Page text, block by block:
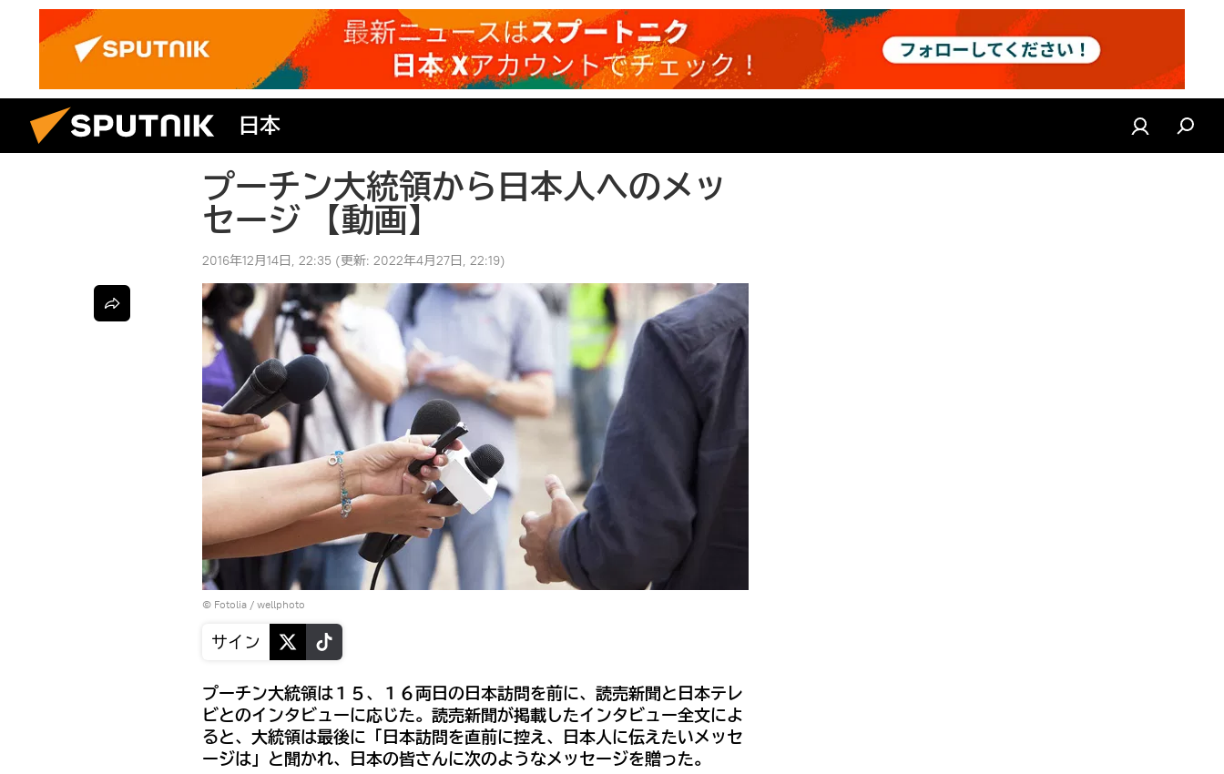
日本
プーチン大統領から日本人へのメッ
セージ 【動画】
2016年12月14日, 22:35 (更新: 2022年4月27日, 22:19)
© Fotolia / wellphoto
サイン
プーチン大統領は１５、１６両日の日本訪問を前に、読売新聞と日本テレ
ビとのインタビューに応じた。読売新聞が掲載したインタビュー全文によ
ると、大統領は最後に「日本訪問を直前に控え、日本人に伝えたいメッセ
ージは」と聞かれ、日本の皆さんに次のようなメッセージを贈った。